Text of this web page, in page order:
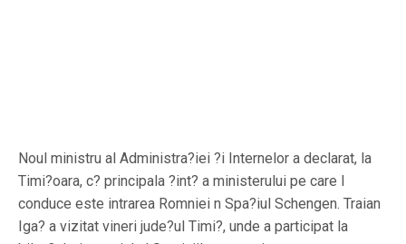
Noul ministru al Administra?iei ?i Internelor a declarat, la
Timi?oara, c? principala ?int? a ministerului pe care l
conduce este intrarea Romniei n Spa?iul Schengen. Traian
Iga? a vizitat vineri jude?ul Timi?, unde a participat la